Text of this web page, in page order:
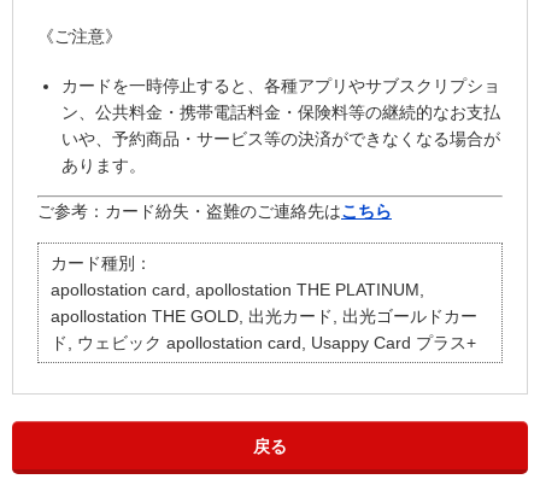
《ご注意》
カードを一時停止すると、各種アプリやサブスクリプショ
ン、公共料金・携帯電話料金・保険料等の継続的なお支払
いや、予約商品・サービス等の決済ができなくなる場合が
あります。
ご参考：カード紛失・盗難のご連絡先はこちら
カード種別：
apollostation card, apollostation THE PLATINUM,
apollostation THE GOLD, 出光カード, 出光ゴールドカー
ド, ウェビック apollostation card, Usappy Card プラス+
戻る